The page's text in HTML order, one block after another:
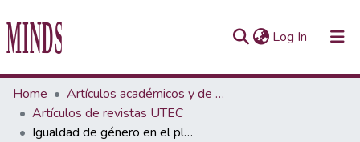
Log In (current)
Communities & Collections
All of Repository UTEC
Home
Artículos académicos y de opinión
Artículos de revistas UTEC
Igualdad de género en el plan de estudios generales de pregrado en una universidad pública